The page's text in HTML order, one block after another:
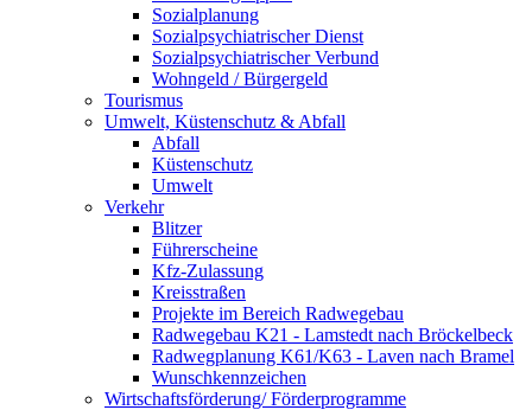
Sozialplanung
Sozialpsychiatrischer Dienst
Sozialpsychiatrischer Verbund
Wohngeld / Bürgergeld
Tourismus
Umwelt, Küstenschutz & Abfall
Abfall
Küstenschutz
Umwelt
Verkehr
Blitzer
Führerscheine
Kfz-Zulassung
Kreisstraßen
Projekte im Bereich Radwegebau
Radwegebau K21 - Lamstedt nach Bröckelbeck
Radwegplanung K61/K63 - Laven nach Bramel
Wunschkennzeichen
Wirtschaftsförderung/ Förderprogramme